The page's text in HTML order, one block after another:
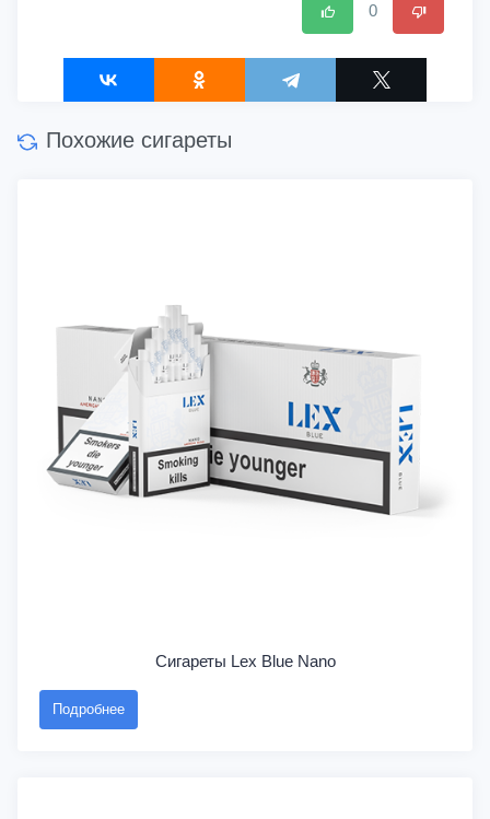
0
Похожие сигареты
Сигареты Lex Blue Nano
Подробнее